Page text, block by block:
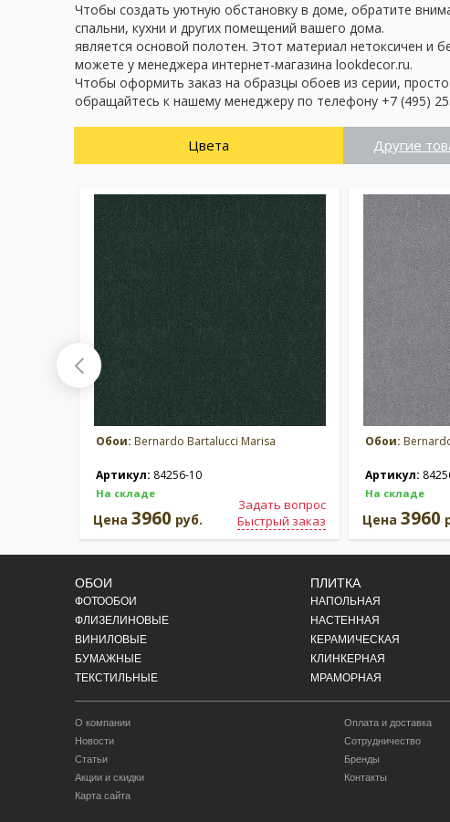
Чтобы создать уютную обстановку в доме, обратите
спальни, кухни и других помещений вашего дома.
является основой полотен. Этот материал нетоксичен и
можете у менеджера интернет-магазина lookdecor.ru.
Чтобы оформить заказ на образцы обоев из серии,
обращайтесь к нашему менеджеру по телефону +7 (495)
Цвета Другие
Обои: Bernardo Bartalucci Marisa
Артикул: 84256-10
На складе
Задать вопрос
Быстрый заказ
Цена 3960 руб.
Обои:
Артикул:
На складе
Цена 3960
ОБОИ
ФОТООБОИ
ФЛИЗЕЛИНОВЫЕ
ВИНИЛОВЫЕ
БУМАЖНЫЕ
ТЕКСТИЛЬНЫЕ
ПЛИТКА
НАПОЛЬНАЯ
НАСТЕННАЯ
КЕРАМИЧЕСКАЯ
КЛИНКЕРНАЯ
МРАМОРНАЯ
О компании
Новости
Статьи
Акции и скидки
Карта сайта
Оплата и доставка
Сотрудничество
Бренды
Контакты